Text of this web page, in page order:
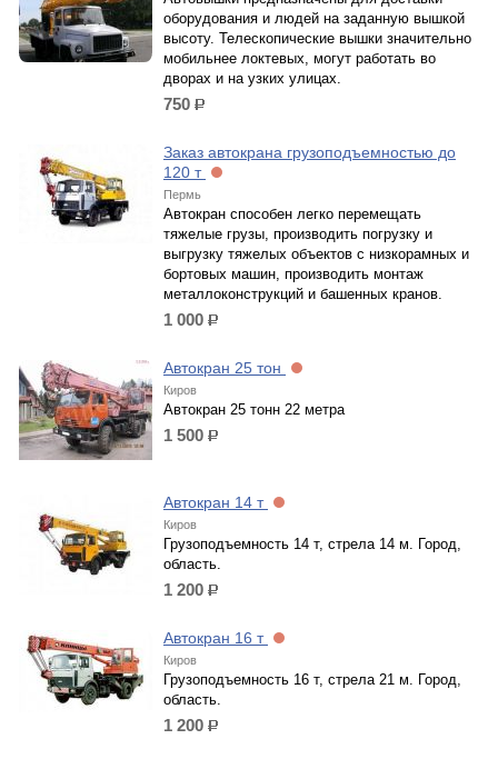
оборудования и людей на заданную вышкой
высоту. Телескопические вышки значительно
мобильнее локтевых, могут работать во
дворах и на узких улицах.
750 р.
Заказ автокрана грузоподъемностью до
120 т
Пермь
Автокран способен легко перемещать
тяжелые грузы, производить погрузку и
выгрузку тяжелых объектов с низкорамных и
бортовых машин, производить монтаж
металлоконструкций и башенных кранов.
1 000 р.
Автокран 25 тон
Киров
Автокран 25 тонн 22 метра
1 500 р.
Автокран 14 т
Киров
Грузоподъемность 14 т, стрела 14 м. Город,
область.
1 200 р.
Автокран 16 т
Киров
Грузоподъемность 16 т, стрела 21 м. Город,
область.
1 200 р.